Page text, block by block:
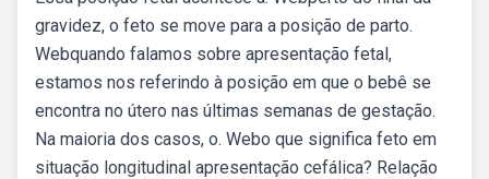
gravidez, o feto se move para a posição de parto.
Webquando falamos sobre apresentação fetal,
estamos nos referindo à posição em que o bebê se
encontra no útero nas últimas semanas de gestação.
Na maioria dos casos, o. Webo que significa feto em
situação longitudinal apresentação cefálica? Relação